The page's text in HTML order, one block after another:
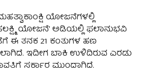
ಯೋಜನೆಗಳಲ್ಲಿ
ಯೋಜನೆ’ ಅಡಿಯಲ್ಲಿ ಫಲಾನುಭವಿ
ತನಕ 21 ಕಂತುಗಳ ಹಣ
ಇದೀಗ ಬಾಕಿ ಉಳಿದಿರುವ ಎರಡು
ಸರ್ಕಾರ ಮುಂದಾಗಿದೆ.